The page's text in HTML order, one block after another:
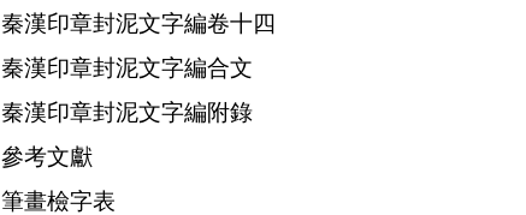
秦漢印章封泥文字編卷十四
秦漢印章封泥文字編合文
秦漢印章封泥文字編附錄
參考文獻
筆畫檢字表